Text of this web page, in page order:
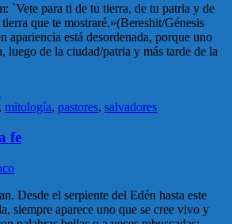
`Vete para ti de tu tierra, de tu patria y de
que te mostraré.»(Bereshit/Génesis
apariencia está desordenada, porque uno
luego de la ciudad/patria y más tarde de la
, mitología, pastores, salvadores
fe
Desde el serpiente del Edén hasta este
siempre aparece uno que se cree vivo y